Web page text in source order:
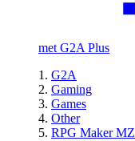
met G2A Plus
G2A
Gaming
Games
Other
RPG Maker MZ